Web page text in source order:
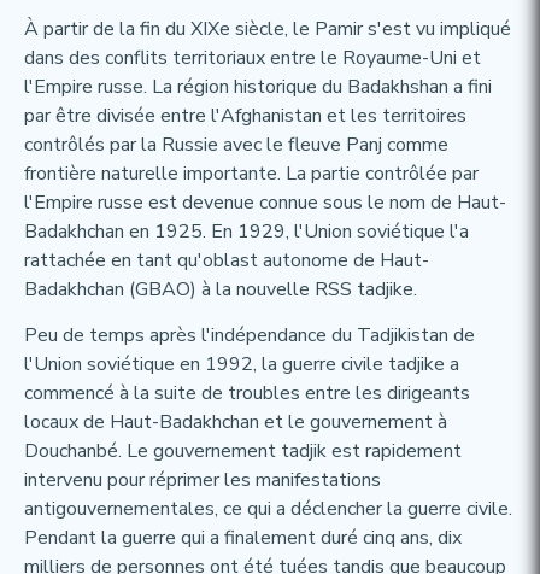
À partir de la fin du XIXe siècle, le Pamir s'est vu impliqué
dans des conflits territoriaux entre le Royaume-Uni et
l'Empire russe. La région historique du Badakhshan a fini
par être divisée entre l'Afghanistan et les territoires
contrôlés par la Russie avec le fleuve Panj comme
frontière naturelle importante. La partie contrôlée par
l'Empire russe est devenue connue sous le nom de Haut-
Badakhchan en 1925. En 1929, l'Union soviétique l'a
rattachée en tant qu'oblast autonome de Haut-
Badakhchan (GBAO) à la nouvelle RSS tadjike.
Peu de temps après l'indépendance du Tadjikistan de
l'Union soviétique en 1992, la guerre civile tadjike a
commencé à la suite de troubles entre les dirigeants
locaux de Haut-Badakhchan et le gouvernement à
Douchanbé. Le gouvernement tadjik est rapidement
intervenu pour réprimer les manifestations
antigouvernementales, ce qui a déclencher la guerre civile.
Pendant la guerre qui a finalement duré cinq ans, dix
milliers de personnes ont été tuées tandis que beaucoup